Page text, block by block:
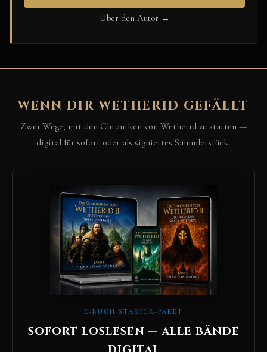
Über den Autor →
WENN DIR WETHERID GEFÄLLT
Zwei Wege, mit den Chroniken von Wetherid zu starten —
digital für sofort oder als signiertes Sammlerstück.
E-BUCH STARTER-PAKET
SOFORT LOSLESEN — ALLE BÄNDE